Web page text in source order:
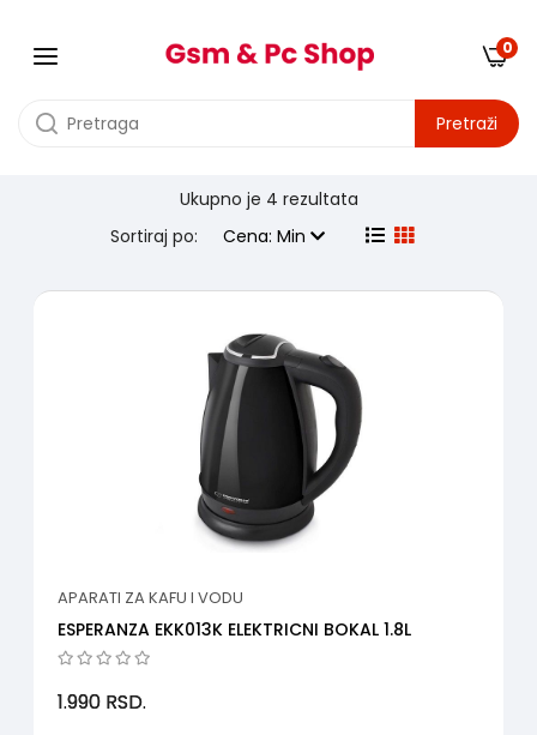
Pretraži
0
Proizvodjač:esperanza
Ukupno je 4 rezultata
Sortiraj po:
Cena: Min
APARATI ZA KAFU I VODU
ESPERANZA EKK013K ELEKTRICNI BOKAL 1.8L
1.990 RSD.